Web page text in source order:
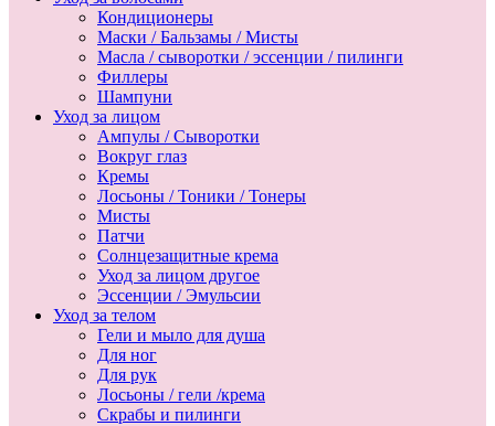
Кондиционеры
Маски / Бальзамы / Мисты
Масла / сыворотки / эссенции / пилинги
Филлеры
Шампуни
Уход за лицом
Ампулы / Сыворотки
Вокруг глаз
Кремы
Лосьоны / Тоники / Тонеры
Мисты
Патчи
Солнцезащитные крема
Уход за лицом другое
Эссенции / Эмульсии
Уход за телом
Гели и мыло для душа
Для ног
Для рук
Лосьоны / гели /крема
Скрабы и пилинги